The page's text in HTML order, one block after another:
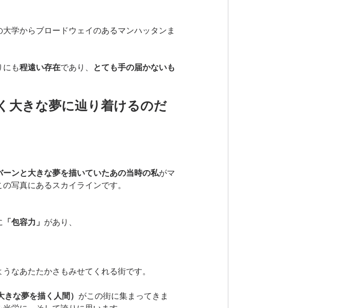
学からブロードウェイのあるマンハッタンま
にも程遠い存在であり、 とても手の届かないも
大きな夢に辿り着けるのだ
ンと大きな夢を描いていたあの当時の私がマ
写真にあるスカイラインです。
「包容力」 があり、
うなあたたかさもみせてくれる街です。
な夢を描く人間） がこの街に集まってきま